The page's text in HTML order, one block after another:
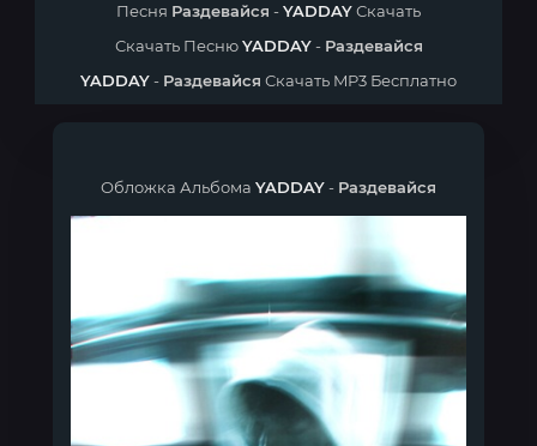
Песня Раздевайся -YADDAYСкачать
Скачать ПеснюYADDAY- Раздевайся
YADDAY- Раздевайся Скачать MP3 Бесплатно
Обложка Альбома YADDAY- Раздевайся